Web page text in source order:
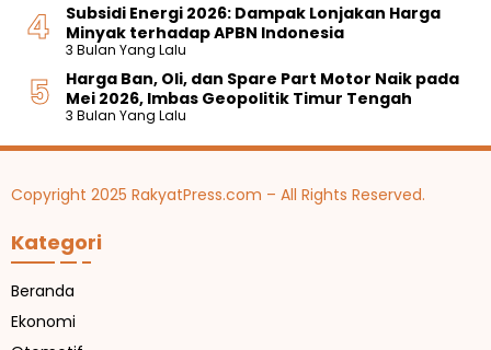
Subsidi Energi 2026: Dampak Lonjakan Harga
Minyak terhadap APBN Indonesia
3 Bulan Yang Lalu
Harga Ban, Oli, dan Spare Part Motor Naik pada
Mei 2026, Imbas Geopolitik Timur Tengah
3 Bulan Yang Lalu
Copyright 2025 RakyatPress.com – All Rights Reserved.
Kategori
Beranda
Ekonomi